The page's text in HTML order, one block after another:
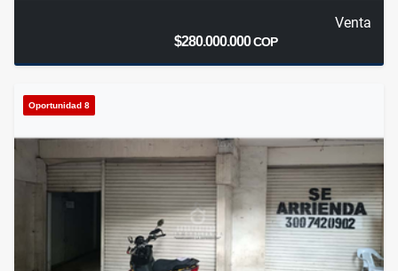
Venta
$280.000.000COP
Oportunidad 8